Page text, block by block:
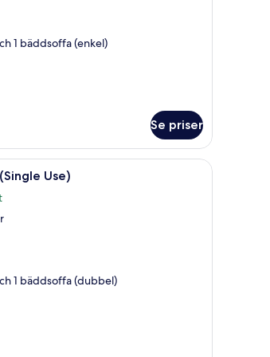
1 bäddsoffa (enkel)
Se priser
och utsikt över havet genom en glasdörr.
Ett modernt vardagsrum med en soffa, en
Use)
1 bäddsoffa (dubbel)